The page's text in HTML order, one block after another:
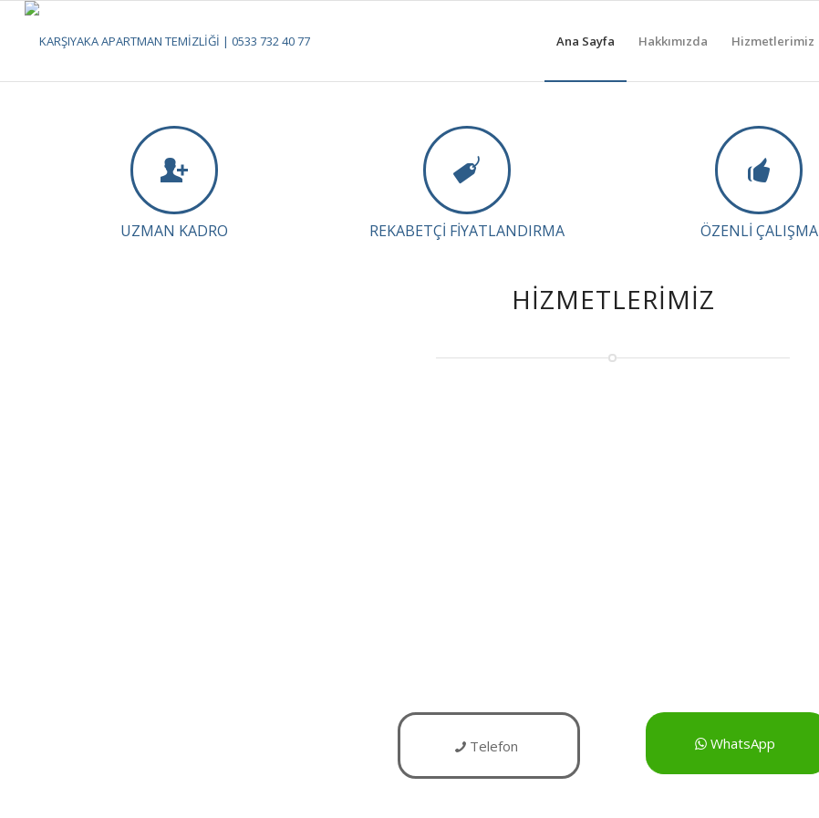
Ana Sayfa Hakkımızda Hizmetlerimiz
UZMAN KADRO REKABETÇI FIYATLANDIRMA ÖZENLI ÇALIŞMA
HIZMETLERIMIZ
Telefon WhatsApp